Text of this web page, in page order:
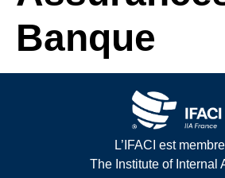
Banque
L’IFACI est
The Institute of Internal